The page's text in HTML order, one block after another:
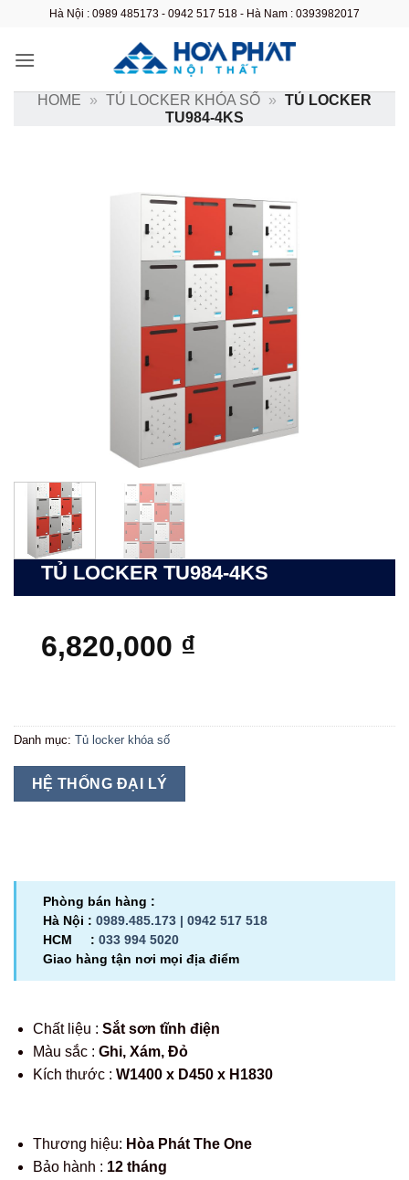
nội
Hà Nội : 0989 485173 - 0942 517 518 - Hà Nam : 0393982017
HOME » TỦ LOCKER KHÓA SỐ » TỦ LOCKER
TU984-4KS
TỦ LOCKER TU984-4KS
6,820,000 ₫
Danh mục: Tủ locker khóa số
HỆ THỐNG ĐẠI LÝ
Phòng bán hàng :
Hà Nội : 0989.485.173 | 0942 517 518
HCM : 033 994 5020
Giao hàng tận nơi mọi địa điểm
Chất liệu : Sắt sơn tĩnh điện
Màu sắc : Ghi, Xám, Đỏ
Kích thước : W1400 x D450 x H1830
Thương hiệu: Hòa Phát The One
Bảo hành : 12 tháng